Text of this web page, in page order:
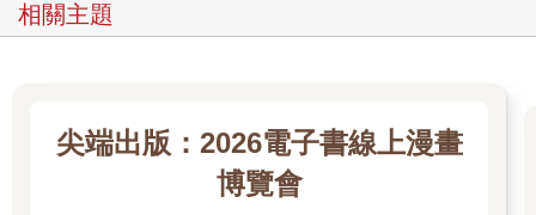
相關主題
尖端出版：2026電子書線上漫畫
博覽會